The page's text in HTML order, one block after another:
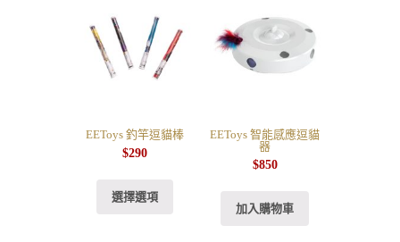
EEToys 釣竿逗貓棒
$290
選擇選項
EEToys 智能感應逗貓
器
$850
加入購物車